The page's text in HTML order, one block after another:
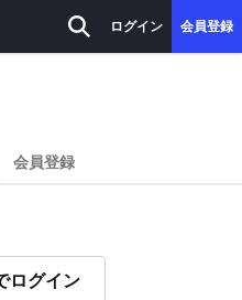
ログイン 会員登録
会員登録
ログイン